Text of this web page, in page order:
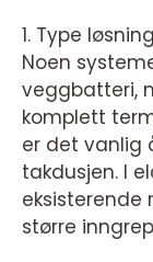
1. Type løsning
Noen
veggbatteri,
komplett
er det vanlig
takdusjen. I
eksisterende
større